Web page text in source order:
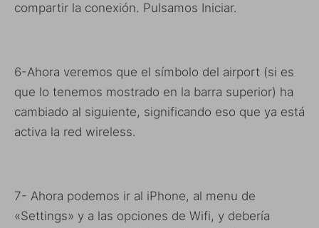
compartir la conexión. Pulsamos Iniciar.
6-Ahora veremos que el símbolo del airport (si es
que lo tenemos mostrado en la barra superior) ha
cambiado al siguiente, significando eso que ya está
activa la red wireless.
7- Ahora podemos ir al iPhone, al menu de
«Settings» y a las opciones de Wifi, y debería